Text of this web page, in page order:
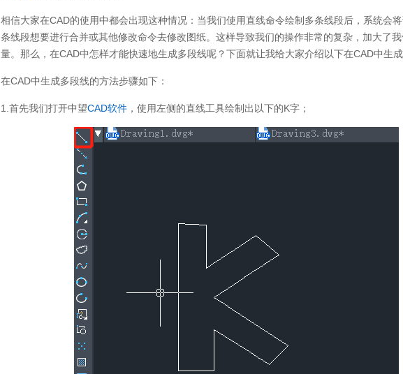
相信大家在CAD的使用中都会出现这种情况：当我们使用直线命令绘制多条线段后，系统会
条线段想要进行合并或其他修改命令去修改图纸。这样导致我们的操作非常的复杂，加大了
量。那么，在CAD中怎样才能快速地生成多段线呢？下面就让我给大家介绍以下在CAD中生
在CAD中生成多段线的方法步骤如下：
1.首先我们打开中望CAD软件 ，使用左侧的直线工具绘制出以下的K字；